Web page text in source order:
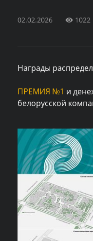
02.02.2026 1022
Награды
ПРЕМИЯ №1 и
белорусской